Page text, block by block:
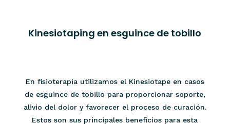
Kinesiotaping en esguince de tobillo
En fisioterapia utilizamos el Kinesiotape en casos
de esguince de tobillo para proporcionar soporte,
alivio del dolor y favorecer el proceso de curación.
Estos son sus principales beneficios para esta